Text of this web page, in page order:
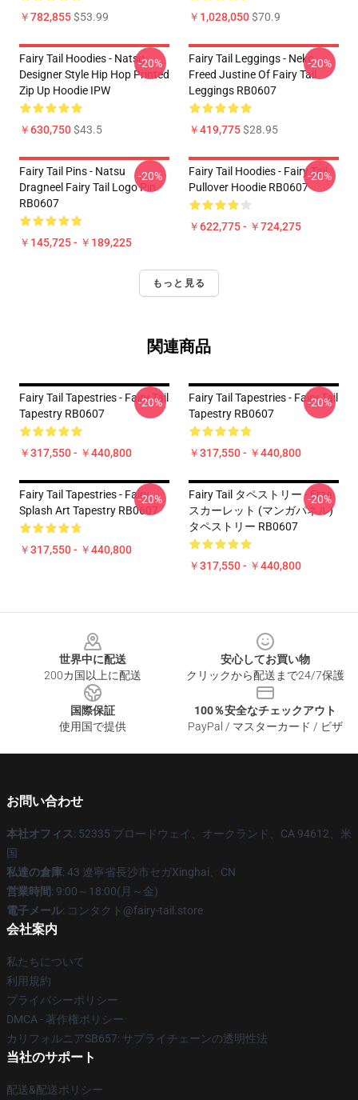
￥782,855$53.99 ￥1,028,050$70.9
Fairy Tail Hoodies - Natsu
Designer Style Hip Hop Printed
Zip Up Hoodie IPW
￥630,750$43.5
-20%
Fairy Tail Leggings - Neko
Freed Justine Of Fairy Tail
Leggings RB0607
￥419,775$28.95
-20%
Fairy Tail Pins - Natsu
Dragneel Fairy Tail Logo Pin
RB0607
￥145,725 - ￥189,225
-20%
Fairy Tail Hoodies - Fairy Tail
Pullover Hoodie RB0607
￥622,775 - ￥724,275
-20%
もっと見る
関連商品
Fairy Tail Tapestries - Fairy Tail
Tapestry RB0607
￥317,550 - ￥440,800
-20%
Fairy Tail Tapestries - Fairy Tail
Tapestry RB0607
￥317,550 - ￥440,800
-20%
Fairy Tail Tapestries - Fairy
Splash Art Tapestry RB0607
￥317,550 - ￥440,800
-20%
Fairy Tail タペストリー - Erza
スカーレット (マンガパネル)
タペストリー RB0607
￥317,550 - ￥440,800
-20%
世界中に配送
200カ国以上に配送
安心してお買い物
クリックから配送まで24/7保護
国際保証
使用国で提供
100％安全なチェックアウト
PayPal / マスターカード / ビザ
お問い合わせ
本社オフィス: 52335 ブロードウェイ、オークランド、CA 94612、米
国
私達の倉庫: 43 遼寧省長沙市セガXinghai、CN
営業時間: 9:00～18:00(月～金)
電子メール: コンタクト@fairy-tail.store
会社案内
私たちについて
利用規約
プライバシーポリシー
DMCA - 著作権ポリシー
カリフォルニアSB657: サプライチェーンの透明性法
当社のサポート
配送&配送ポリシー